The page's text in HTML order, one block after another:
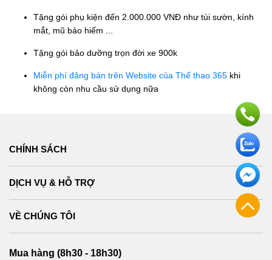
Tặng gói phụ kiện đến 2.000.000 VNĐ như túi sườn, kính
mắt, mũ bảo hiểm ...
Tặng gói bảo dưỡng trọn đời xe 900k
Miễn phí đăng bán trên Website của Thể thao 365 khi
không còn nhu cầu sử dụng nữa
CHÍNH SÁCH
DỊCH VỤ & HỖ TRỢ
VỀ CHÚNG TÔI
Mua hàng (8h30 - 18h30)